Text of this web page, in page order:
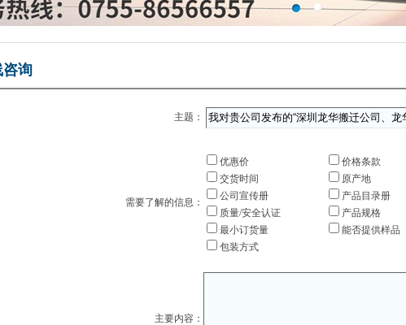
询
主题：
需要了解的信息：
优惠价 价格条款
交货时间
原产地
公司宣传册
产品目录册
质量/安全认证
产品规格
最小订货量
能否提供样品
包装方式
主要内容：